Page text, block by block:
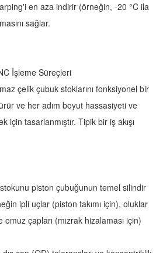
en aza indirir (örneğin, -20 °C ila
sağlar.
İşleme Süreçleri
çelik çubuk stoklarını fonksiyonel bir
ve her adım boyut hassasiyeti ve
için tasarlanmıştır. Tipik bir iş akışı
piston çubuğunun temel silindir
ipli uçlar (piston takımı için), oluklar
omuz çapları (mızrak hizalaması için)